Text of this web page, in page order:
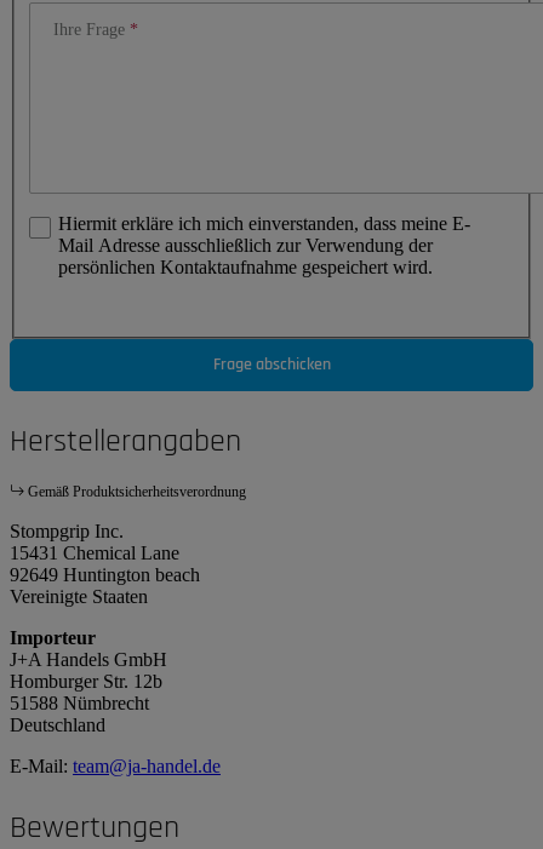
Ihre Frage
Hiermit erkläre ich mich einverstanden, dass meine E-
Mail Adresse ausschließlich zur Verwendung der
persönlichen Kontaktaufnahme gespeichert wird.
Frage abschicken
Herstellerangaben
Gemäß Produktsicherheitsverordnung
Stompgrip Inc.
15431 Chemical Lane
92649 Huntington beach
Vereinigte Staaten
Importeur
J+A Handels GmbH
Homburger Str. 12b
51588 Nümbrecht
Deutschland
E-Mail: team@ja-handel.de
Bewertungen